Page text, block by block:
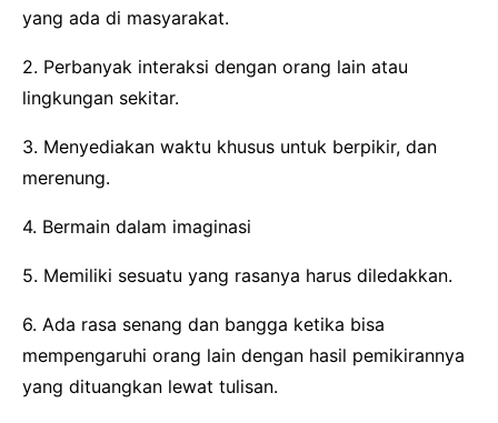
yang ada di masyarakat.
2. Perbanyak interaksi dengan orang lain atau
lingkungan sekitar.
3. Menyediakan waktu khusus untuk berpikir, dan
merenung.
4. Bermain dalam imaginasi
5. Memiliki sesuatu yang rasanya harus diledakkan.
6. Ada rasa senang dan bangga ketika bisa
mempengaruhi orang lain dengan hasil pemikirannya
yang dituangkan lewat tulisan.